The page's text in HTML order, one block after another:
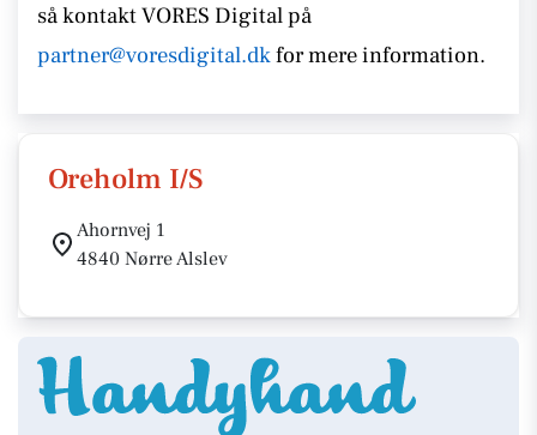
så kontaktVORES Digital på
partner@voresdigital.dkfor mere information.
Oreholm I/S
Ahornvej 1
4840 Nørre Alslev